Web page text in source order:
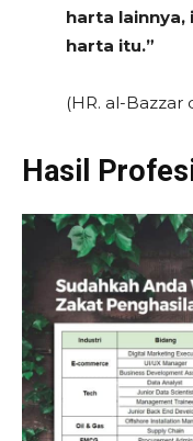
harta lainnya,
harta itu.”
(HR. al-Bazzar
Hasil